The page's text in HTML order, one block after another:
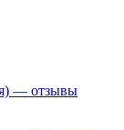
— отзывы